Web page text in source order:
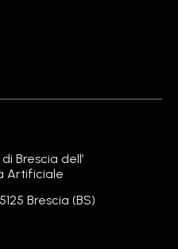
Brescia dell’
Artificiale
Brescia (BS)